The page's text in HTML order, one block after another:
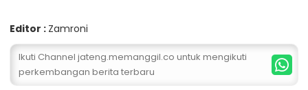
Editor : Zamroni
Ikuti Channel jateng.memanggil.co untuk mengikuti
perkembangan berita terbaru